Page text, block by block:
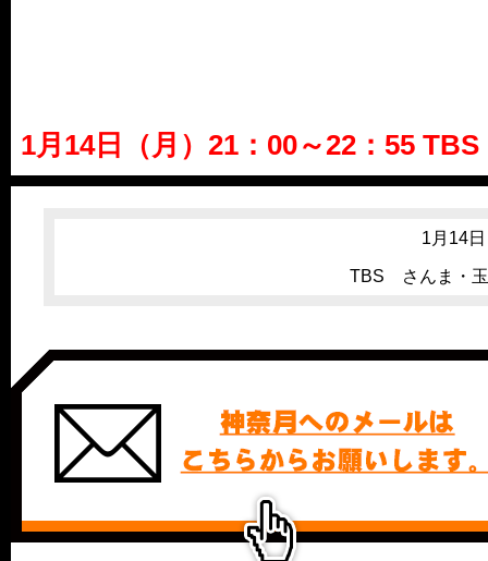
1月14日（月）21：00～22：55
1月14
TBS さんま・玉